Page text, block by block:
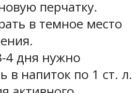
перчатку.
в темное место
4 дня нужно
в напиток по 1 ст. л.